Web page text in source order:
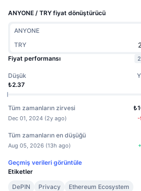
ANYONE / TRY fiyat dönüştürücü
ANYONE
TRY
Fiyat performansı
Düşük
₺2.37
Tüm zamanların zirvesi
Dec 01, 2024 (2y ago) -
Tüm zamanların en düşüğü
Aug 05, 2026 (13h ago) +
Geçmiş verileri görüntüle
Etiketler
DePIN
Privacy
Ethereum Ecosystem